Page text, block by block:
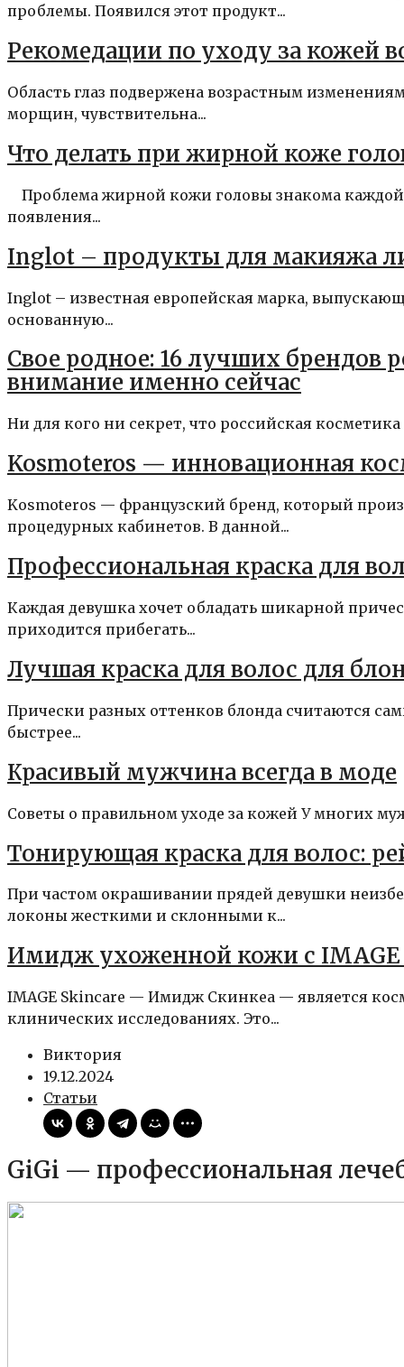
проблемы. Появился этот продукт...
Рекомедации по уходу за кожей
Область глаз подвержена возрастным
морщин, чувствительна...
Что делать при жирной коже
Проблема жирной кожи головы знакома каждой
появления...
Inglot – продукты для макияжа
Inglot – известная европейская марка,
основанную...
Свое родное: 16 лучших брендов
внимание именно сейчас
Ни для кого ни секрет, что российская
Kosmoteros — инновационная
Kosmoteros — французский бренд, который
процедурных кабинетов. В данной...
Профессиональная краска для
Каждая девушка хочет обладать шикарной
приходится прибегать...
Лучшая краска для волос для
Прически разных оттенков блонда считаются
быстрее...
Красивый мужчина всегда в моде
Cоветы о правильном уходе за кожей У многих
Тонирующая краска для волос:
При частом окрашивании прядей девушки
локоны жесткими и склонными к...
Имидж ухоженной кожи с IMAGE
IMAGE Skincare — Имидж Скинкеа — является
клинических исследованиях. Это...
Виктория
19.12.2024
Статьи
GiGi — профессиональная